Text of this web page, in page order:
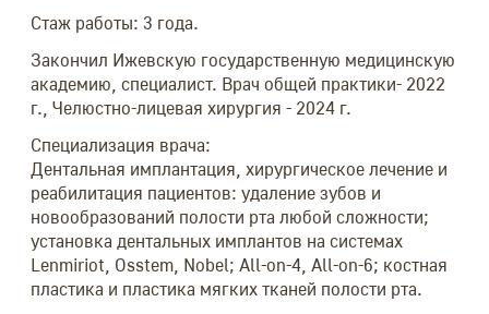
Стаж работы: 3 года.
Закончил Ижевскую государственную медицинскую
академию, специалист. Врач общей практики- 2022
г., Челюстно-лицевая хирургия - 2024 г.
Специализация врача:
Дентальная имплантация, хирургическое лечение и
реабилитация пациентов: удаление зубов и
новообразований полости рта любой сложности;
установка дентальных имплантов на системах
Lenmiriot, Osstem, Nobel; All-on-4, All-on-6; костная
пластика и пластика мягких тканей полости рта.